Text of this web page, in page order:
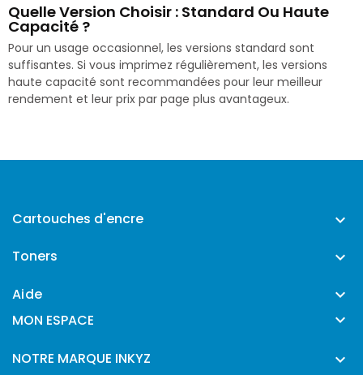
Quelle Version Choisir : Standard Ou Haute
Capacité ?
Pour un usage occasionnel, les versions standard sont
suffisantes. Si vous imprimez régulièrement, les versions
haute capacité sont recommandées pour leur meilleur
rendement et leur prix par page plus avantageux.
Cartouches d'encre 
Toners 
Aide 
MON ESPACE 
NOTRE MARQUE INKYZ 